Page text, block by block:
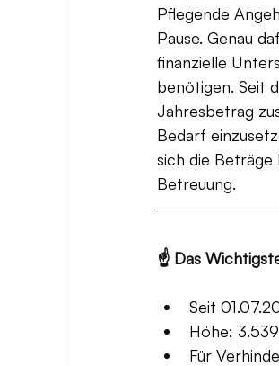
Pflegende
Pause. Genau
finanzielle
benötigen. Seit
Jahresbetrag
Bedarf
sich die Beträge
Betreuung.
☝️ Das
Seit
Höhe:
Für